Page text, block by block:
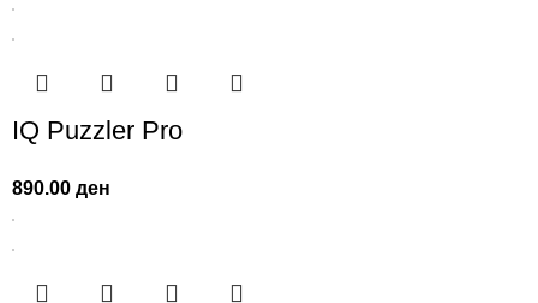
IQ Puzzler Pro
890.00ден